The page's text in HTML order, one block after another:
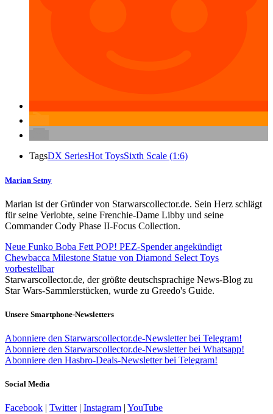
TagsDX SeriesHot ToysSixth Scale (1:6)
Marian Setny
Marian ist der Gründer von Starwarscollector.de. Sein Herz schlägt
für seine Verlobte, seine Frenchie-Dame Libby und seine
Commander Cody Phase II-Focus Collection.
Neue Funko Boba Fett POP! PEZ-Spender angekündigt
Chewbacca Milestone Statue von Diamond Select Toys
vorbestellbar
Starwarscollector.de, der größte deutschsprachige News-Blog zu
Star Wars-Sammlerstücken, wurde zu Greedo's Guide.
Unsere Smartphone-Newsletters
Abonniere den Starwarscollector.de-Newsletter bei Telegram!
Abonniere den Starwarscollector.de-Newsletter bei Whatsapp!
Abonniere den Hasbro-Deals-Newsletter bei Telegram!
Social Media
Facebook | Twitter| Instagram | YouTube